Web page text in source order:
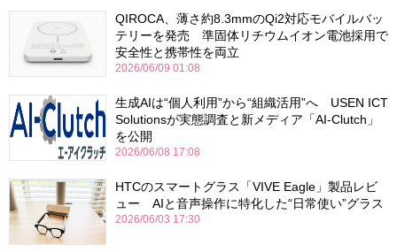
QIROCA、薄さ約8.3mmのQi2対応モバイルバッ
テリーを発売 準固体リチウムイオン電池採用で
安全性と携帯性を両立
2026/06/09 01:08
生成AIは“個人利用”から“組織活用”へ USEN ICT
Solutionsが実態調査と新メディア「AI-Clutch」
を公開
2026/06/08 17:08
HTCのスマートグラス「VIVE Eagle」製品レビ
ュー AIと音声操作に特化した“日常使い”グラス
2026/06/03 17:30